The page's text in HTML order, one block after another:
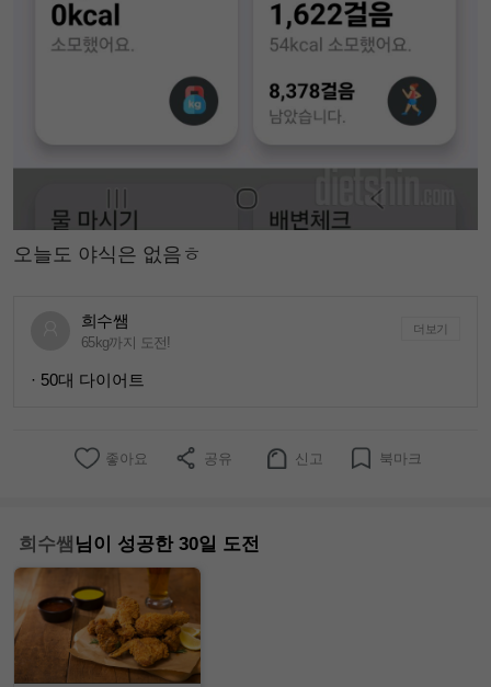
오늘도 야식은 없음ㅎ
희수쌤
65kg까지 도전!
더보기
· 50대 다이어트
좋아요 공유 신고 북마크
희수쌤 님이 성공한 30일 도전